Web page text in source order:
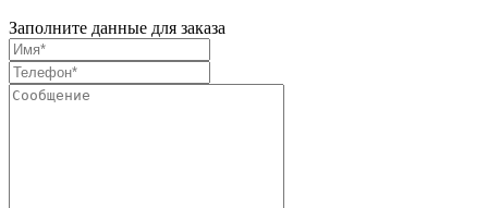
Заполните данные для заказа